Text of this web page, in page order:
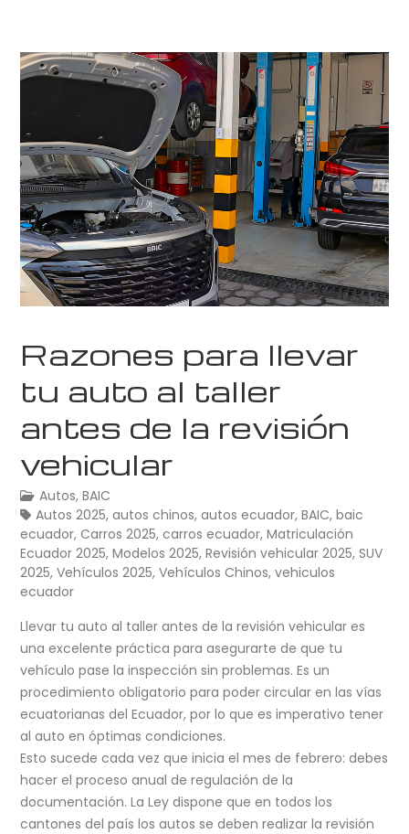
Razones para llevar
tu auto al taller
antes de la revisión
vehicular
Autos,BAIC
Autos 2025,autos chinos,autos ecuador,BAIC,baic
ecuador,Carros 2025,carros ecuador,Matriculación
Ecuador 2025,Modelos 2025,Revisión vehicular 2025,SUV
2025,Vehículos 2025,Vehículos Chinos,vehiculos
ecuador
Llevar tu auto al taller antes de la revisión vehicular es
una excelente práctica para asegurarte de que tu
vehículo pase la inspección sin problemas. Es un
procedimiento obligatorio para poder circular en las vías
ecuatorianas del Ecuador, por lo que es imperativo tener
al auto en óptimas condiciones.
Esto sucede cada vez que inicia el mes de febrero: debes
hacer el proceso anual de regulación de la
documentación. La Ley dispone que en todos los
cantones del país los autos se deben realizar la revisión